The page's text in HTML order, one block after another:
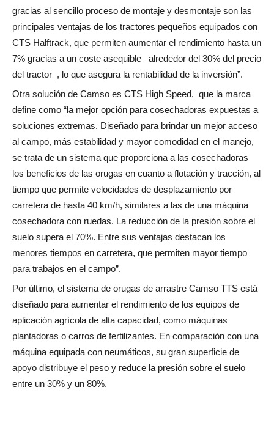
gracias al sencillo proceso de montaje y desmontaje son las
principales ventajas de los tractores pequeños equipados con
CTS Halftrack, que permiten aumentar el rendimiento hasta un
7% gracias a un coste asequible –alrededor del 30% del precio
del tractor–, lo que asegura la rentabilidad de la inversión”.
Otra solución de Camso es CTS High Speed, que la marca
define como “la mejor opción para cosechadoras expuestas a
soluciones extremas. Diseñado para brindar un mejor acceso
al campo, más estabilidad y mayor comodidad en el manejo,
se trata de un sistema que proporciona a las cosechadoras
los beneficios de las orugas en cuanto a flotación y tracción, al
tiempo que permite velocidades de desplazamiento por
carretera de hasta 40 km/h, similares a las de una máquina
cosechadora con ruedas. La reducción de la presión sobre el
suelo supera el 70%. Entre sus ventajas destacan los
menores tiempos en carretera, que permiten mayor tiempo
para trabajos en el campo”.
Por último, el sistema de orugas de arrastre Camso TTS está
diseñado para aumentar el rendimiento de los equipos de
aplicación agrícola de alta capacidad, como máquinas
plantadoras o carros de fertilizantes. En comparación con una
máquina equipada con neumáticos, su gran superficie de
apoyo distribuye el peso y reduce la presión sobre el suelo
entre un 30% y un 80%.